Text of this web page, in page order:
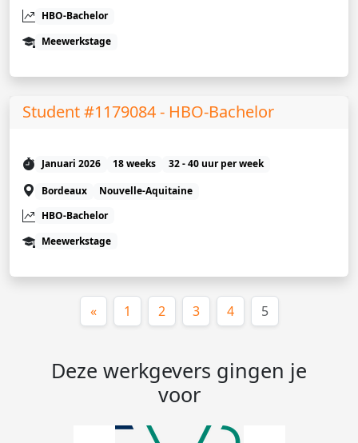
HBO-Bachelor
Meewerkstage
Student #1179084 - HBO-Bachelor
Januari 2026 18 weeks
32 - 40 uur per week
Bordeaux
Nouvelle-Aquitaine
HBO-Bachelor
Meewerkstage
« 1 2 3 4 5(huidige)
Deze werkgevers gingen je
voor